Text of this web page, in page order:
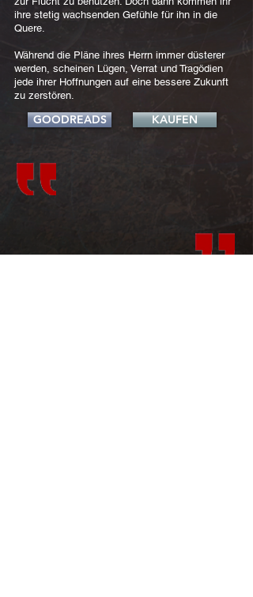
ihre stetig wachsenden Gefühle für ihn in die
Quere.
Während die Pläne ihres Herrn immer düsterer
werden, scheinen Lügen, Verrat und Tragödien
jede ihrer Hoffnungen auf eine bessere Zukunft
zu zerstören.
GOODREADS KAUFEN